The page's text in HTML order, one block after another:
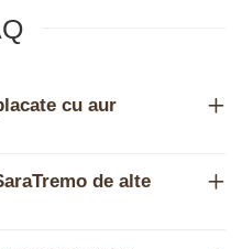
cu aur
de alte